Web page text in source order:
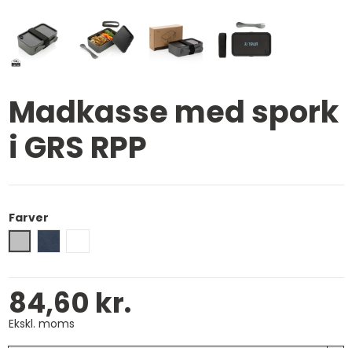
Madkasse med spork
i GRS RPP
Farver
84,60 kr.
Ekskl. moms